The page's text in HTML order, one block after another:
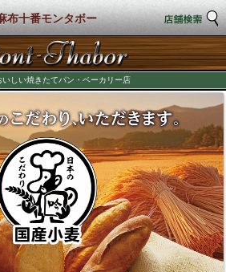
布十番モンタボー
いしい焼きたてパン・ベーカリー店